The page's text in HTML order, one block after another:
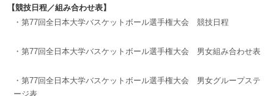
【競技日程／組み合わせ表】
・第77回全日本大学バスケットボール選手権大会 競技日程
・第77回全日本大学バスケットボール選手権大会 男女組み合わせ表
・第77回全日本大学バスケットボール選手権大会 男女グループステ
ージ表